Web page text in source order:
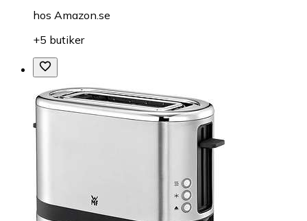
hos Amazon.se
+5 butiker